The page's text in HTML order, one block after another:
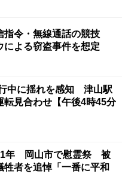
指令・無線通話の競技
よる窃盗事件を想定
中に揺れを感知 津山駅
転見合わせ【午後4時45分
年 岡山市で慰霊祭 被
牲者を追悼「一番に平和